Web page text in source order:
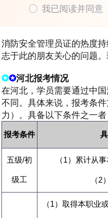
我已阅读并同意
消防安全管理员证的热度
志于此的朋友关心的问题
✪✪河北报考情况
在河北，学员需要通过中
不同。具体来说，报考条
力）。具备以下条件之一者
报考条件
五级/初
级工
（1）累计从
（2
（1）取得本职业